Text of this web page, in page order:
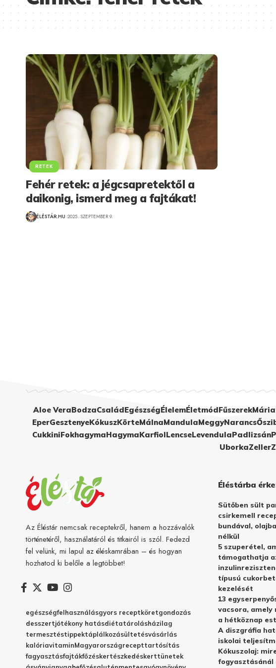
RETEK
Fehér retek: a jégcsapretektől a
daikonig, ismerd meg a fajtákat!
ÉLÉSTÁR.HU 2025. SZEPTEMBER 9.
Aloe VeraBodzaCsaládEgészségÉlelemÉletmódFűszerek
EperGesztenyeKókuszKörteMálnaMandulaMeggyNarancs
CukkiniFokhagymaHagymaKarfiolLencseLevendulaPadlizsán
UborkaZeller
Az Éléstár nemcsak receptekről, hanem a hozzávalók
történetéről, használatáról és titkairól is szól. Fedezd
fel velünk, mi lapul az éléskamrában – és hogyan
hozhatod ki belőle a legtöbbet!
egészségfelhasználásgyors receptköretgondozás
desszertjótékony hatásdiétatárolásházilag
termesztéstippektáplálkozásültetésvásárlás
kalóriavitaminMagyarországrecepttartósítás
fagyasztásfajtákfőzéskertészkedéskerttünetek
Éléstárba
Sütőben sült
csirkemell
bundával,
nélkül
5 szuperétel,
támogathatja
típusú
kezelését
13
vacsora, amely
a hétköznap
A diszgráfia
iskolai
Kókuszolaj:
fogyasztásánál